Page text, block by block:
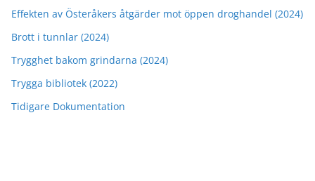
Effekten av Österåkers åtgärder mot öppen droghandel (2024)
Brott i tunnlar (2024)
Trygghet bakom grindarna (2024)
Trygga bibliotek (2022)
Tidigare Dokumentation